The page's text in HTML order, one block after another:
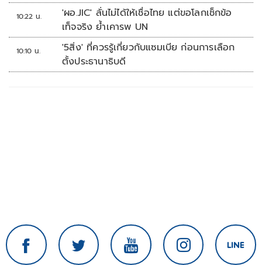
10:22 น.
'ผอ.JIC' ลั่นไม่ได้ให้เชื่อไทย แต่ขอโลกเช็กข้อ
เท็จจริง ย้ำเคารพ UN
10:10 น.
'5สิ่ง' ที่ควรรู้เกี่ยวกับแซมเบีย ก่อนการเลือก
ตั้งประธานาธิบดี